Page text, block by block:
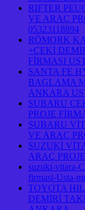
RIFTER
VE ARAÇ
05323118894
RÖMORK
+ÇEKİ
FİRMASI
SANTA FE
BAGLAMA
ANKARA
SUBARU
PROJE
SUBARU
VE ARAÇ
SUZUKİ
ARAÇ
suzuki-vitara-
firmasi-Usta-
TOYOTA
DEMİRİ